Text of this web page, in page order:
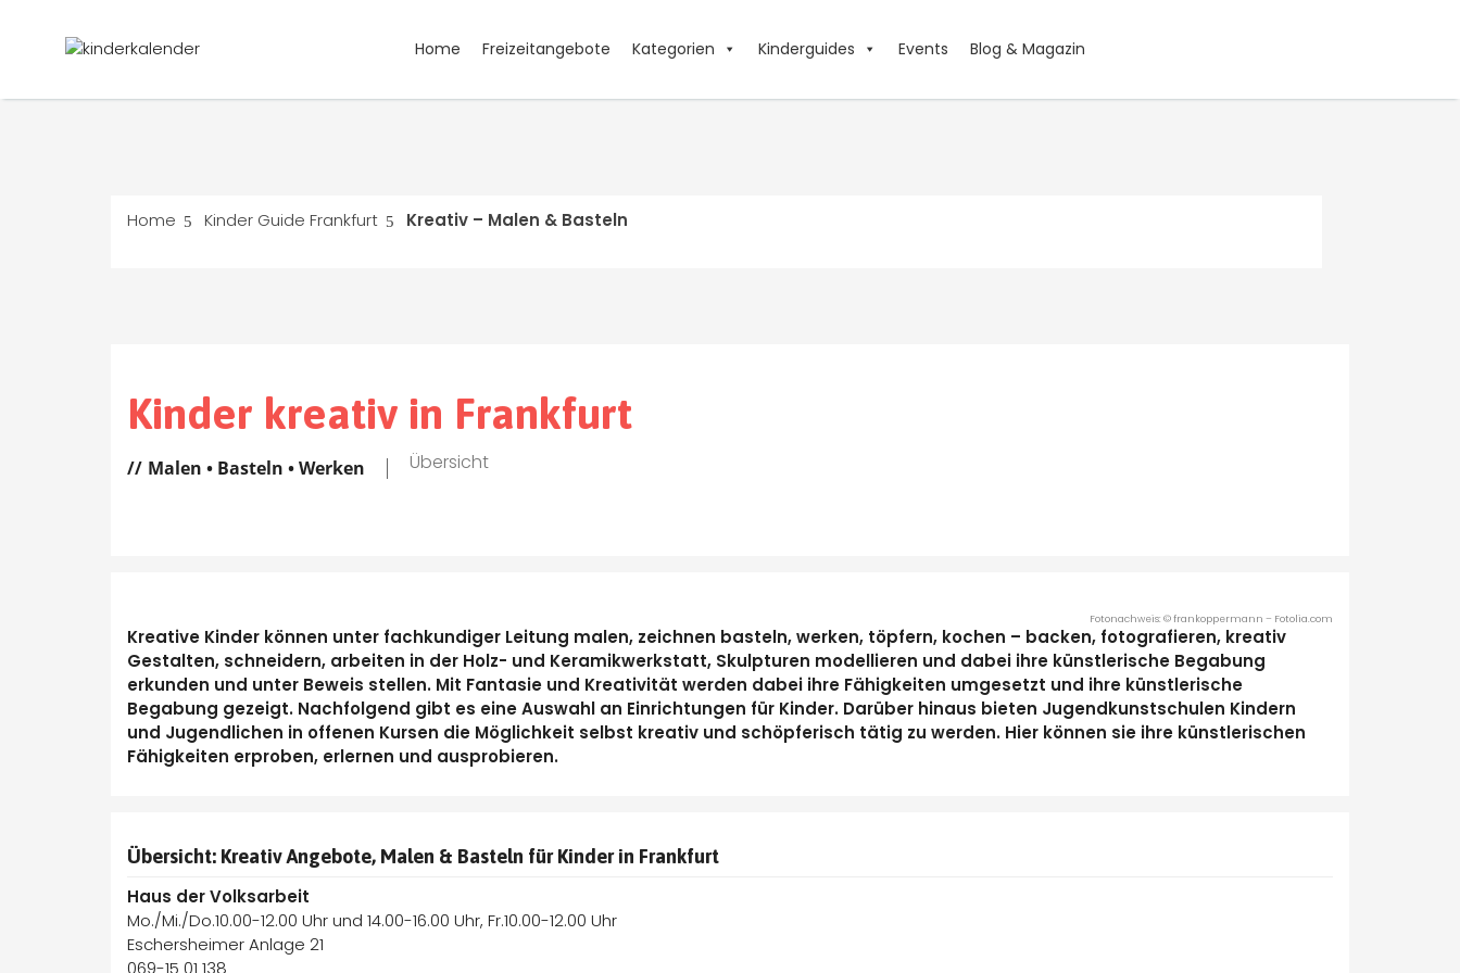
Home Freizeitangebote Kategorien Kinderguides Events Blog & Magazin
Home Kinder Guide Frankfurt Kreativ – Malen & Basteln
Kinder kreativ in Frankfurt
Malen • Basteln • Werken Übersicht
Fotonachweis: © frankoppermann – Fotolia.com
Kreative Kinder können unter fachkundiger Leitung malen, zeichnen basteln, werken, töpfern, kochen – backen, fotografieren, kreativ
Gestalten, schneidern, arbeiten in der Holz- und Keramikwerkstatt, Skulpturen modellieren und dabei ihre künstlerische Begabung
erkunden und unter Beweis stellen. Mit Fantasie und Kreativität werden dabei ihre Fähigkeiten umgesetzt und ihre künstlerische
Begabung gezeigt. Nachfolgend gibt es eine Auswahl an Einrichtungen für Kinder. Darüber hinaus bieten Jugendkunstschulen Kindern
und Jugendlichen in offenen Kursen die Möglichkeit selbst kreativ und schöpferisch tätig zu werden. Hier können sie ihre künstlerischen
Fähigkeiten erproben, erlernen und ausprobieren.
Übersicht: Kreativ Angebote, Malen & Basteln für Kinder in Frankfurt
Haus der Volksarbeit
Mo./Mi./Do.10.00-12.00 Uhr und 14.00-16.00 Uhr, Fr.10.00-12.00 Uhr
Eschersheimer Anlage 21